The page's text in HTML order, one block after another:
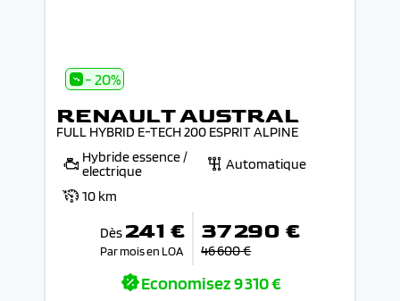
- 20%
RENAULT AUSTRAL
FULL HYBRID E-TECH 200 ESPRIT ALPINE
Hybride essence /
electrique
Automatique
10 km
Dès 241 €
Par mois en LOA
37 290 €
46 600 €
Economisez9 310 €